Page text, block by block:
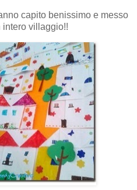
capito benissimo e messo
intero villaggio!!